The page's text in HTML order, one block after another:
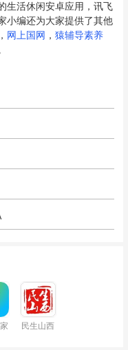
活休闲安卓应用，讯飞
小编还为大家提供了其他
， 网上国网 ， 猿辅导素养
民生山西